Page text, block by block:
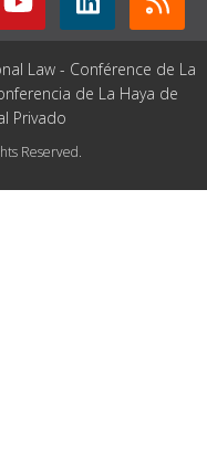
Law - Conférence de La
de La Haya de
Privado
Reserved.